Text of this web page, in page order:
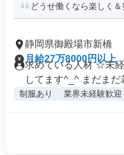
どうせ働くなら楽しく
静岡県御殿場市新橋
月給27万8000円以上
求めている人材 ☆未
してます^_^ まだまだ
制服あり 業界未経験歓迎